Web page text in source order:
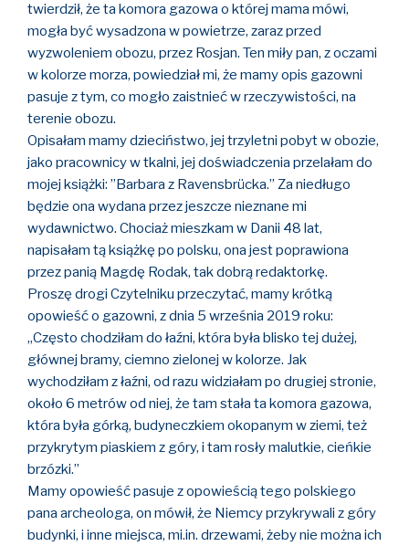
twierdził, że ta komora gazowa o której mama mówi,
mogła być wysadzona w powietrze, zaraz przed
wyzwoleniem obozu, przez Rosjan. Ten miły pan, z oczami
w kolorze morza, powiedział mi, że mamy opis gazowni
pasuje z tym, co mogło zaistnieć w rzeczywistości, na
terenie obozu.
Opisałam mamy dzieciństwo, jej trzyletni pobyt w obozie,
jako pracownicy w tkalni, jej doświadczenia przelałam do
mojej książki: ”Barbara z Ravensbrücka.” Za niedługo
będzie ona wydana przez jeszcze nieznane mi
wydawnictwo. Chociaż mieszkam w Danii 48 lat,
napisałam tą książkę po polsku, ona jest poprawiona
przez panią Magdę Rodak, tak dobrą redaktorkę.
Proszę drogi Czytelniku przeczytać, mamy krótką
opowieść o gazowni, z dnia 5 września 2019 roku:
„Często chodziłam do łaźni, która była blisko tej dużej,
głównej bramy, ciemno zielonej w kolorze. Jak
wychodziłam z łaźni, od razu widziałam po drugiej stronie,
około 6 metrów od niej, że tam stała ta komora gazowa,
która była górką, budyneczkiem okopanym w ziemi, też
przykrytym piaskiem z góry, i tam rosły malutkie, cieńkie
brzózki.”
Mamy opowieść pasuje z opowieścią tego polskiego
pana archeologa, on mówił, że Niemcy przykrywali z góry
budynki, i inne miejsca, mi.in. drzewami, żeby nie można ich